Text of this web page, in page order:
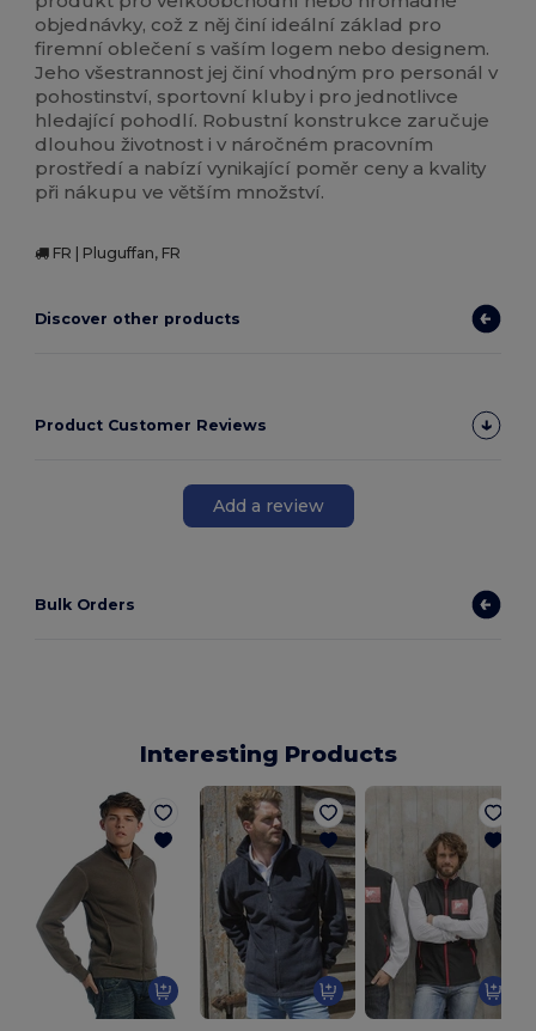
objednávky, což z něj činí ideální základ pro
firemní oblečení s vaším logem nebo designem.
Jeho všestrannost jej činí vhodným pro personál v
pohostinství, sportovní kluby i pro jednotlivce
hledající pohodlí. Robustní konstrukce zaručuje
dlouhou životnost i v náročném pracovním
prostředí a nabízí vynikající poměr ceny a kvality
při nákupu ve větším množství.
FR | Pluguffan, FR
Discover other products
Product Customer Reviews
Add a review
Bulk Orders
Interesting Products